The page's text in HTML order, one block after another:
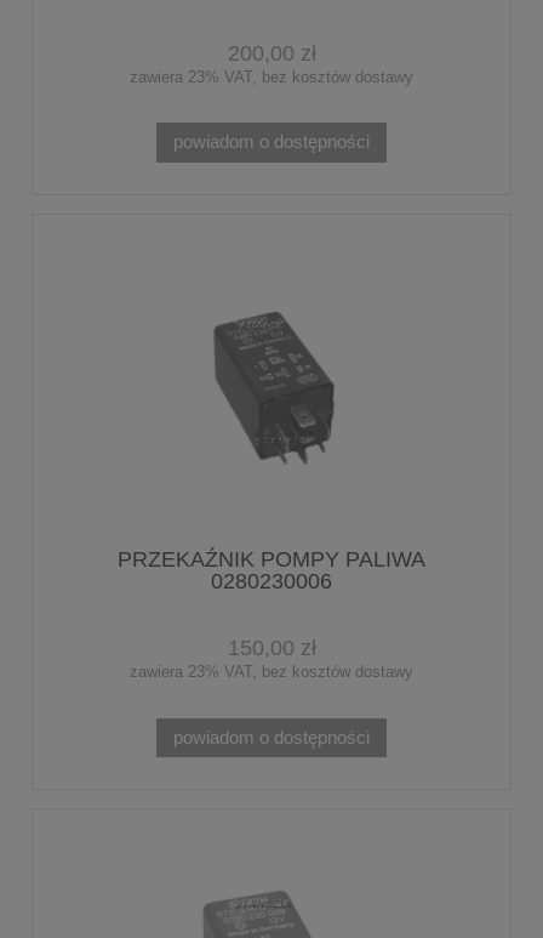
200,00 zł
zawiera 23% VAT, bez kosztów dostawy
powiadom o dostępności
PRZEKAŹNIK POMPY PALIWA
0280230006
150,00 zł
zawiera 23% VAT, bez kosztów dostawy
powiadom o dostępności